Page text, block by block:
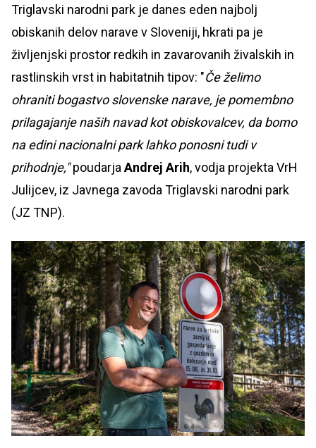
Triglavski narodni park je danes eden najbolj
obiskanih delov narave v Sloveniji, hkrati pa je
življenjski prostor redkih in zavarovanih živalskih in
rastlinskih vrst in habitatnih tipov: "Če želimo
ohraniti bogastvo slovenske narave, je pomembno
prilagajanje naših navad kot obiskovalcev, da bomo
na edini nacionalni park lahko ponosni tudi v
prihodnje,"poudarja Andrej Arih, vodja projekta VrH
Julijcev, iz Javnega zavoda Triglavski narodni park
(JZ TNP).